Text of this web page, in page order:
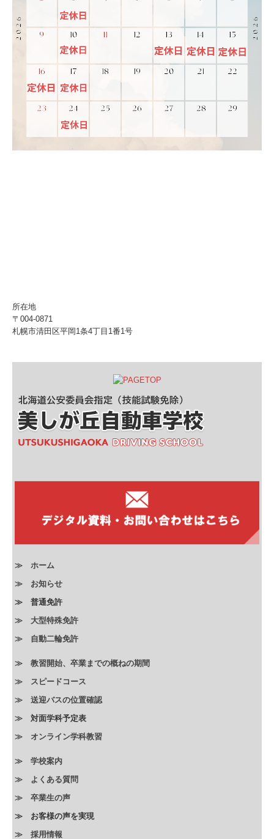
所在地
〒004-0871
札幌市清田区平岡1条4丁目1番1号
≫ ホーム
≫
お知らせ
≫ 普通免許
≫ 大型特殊免許
≫ 自動二輪免許
≫ 教習開始、卒業までの概ねの期間
≫ スピードコース
≫
送迎バスの位置確認
≫対面学科予定表
≫ オンライン学科教習
≫
学校案内
≫ よくある質問
≫ 卒業生の声
≫
お客様の声を実現
≫ 採用情報